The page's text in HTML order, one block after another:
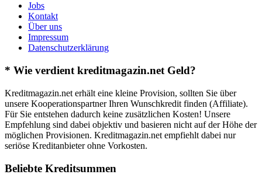
Jobs
Kontakt
Über uns
Impressum
Datenschutzerklärung
* Wie verdient kreditmagazin.net Geld?
Kreditmagazin.net erhält eine kleine Provision, sollten Sie über
unsere Kooperationspartner Ihren Wunschkredit finden (Affiliate).
Für Sie entstehen dadurch keine zusätzlichen Kosten! Unsere
Empfehlung sind dabei objektiv und basieren nicht auf der Höhe der
möglichen Provisionen. Kreditmagazin.net empfiehlt dabei nur
seriöse Kreditanbieter ohne Vorkosten.
Beliebte Kreditsummen